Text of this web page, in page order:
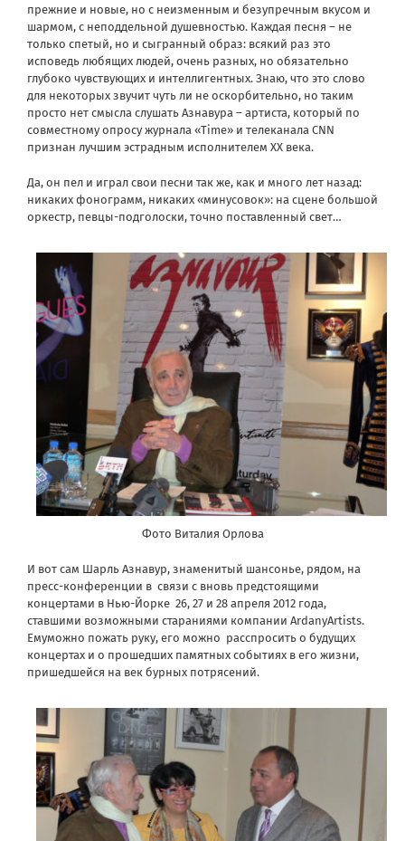
прежние и новые, но с неизменным и безупречным вкусом и
шармом, с неподдельной душевностью. Каждая песня – не
только спетый, но и сыгранный образ: всякий раз это
исповедь любящих людей, очень разных, но обязательно
глубоко чувствующих и интеллигентных. Знаю, что это слово
для некоторых звучит чуть ли не оскорбительно, но таким
просто нет смысла слушать Азнавура – артиста, который по
совместному опросу журнала «Time» и телеканала CNN
признан лучшим эстрадным исполнителем XX века.
Да, он пел и играл свои песни так же, как и много лет назад:
никаких фонограмм, никаких «минусовок»: на сцене большой
оркестр, певцы-подголоски, точно поставленный свет…
Фото Виталия Орлова
И вот сам Шарль Азнавур, знаменитый шансонье, рядом, на
пресс-конференции в связи с вновь предстоящими
концертами в Нью-Йорке 26, 27 и 28 апреля 2012 года,
ставшими возможными стараниями компании ArdanyArtists.
Емуможно пожать руку, его можно расспросить о будущих
концертах и о прошедших памятных событиях в его жизни,
пришедшейся на век бурных потрясений.